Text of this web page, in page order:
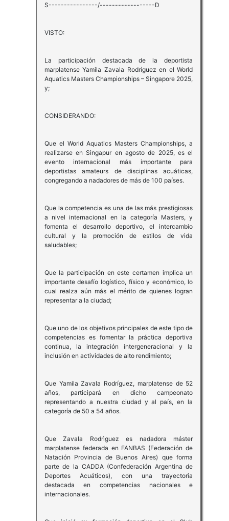
S----------------/------------------D
VISTO:
La participación destacada de la deportista
marplatense Yamila Zavala Rodríguez en el World
Aquatics Masters Championships – Singapore 2025,
y;
CONSIDERANDO:
Que el World Aquatics Masters Championships, a
realizarse en Singapur en agosto de 2025, es el
evento internacional más importante para
deportistas amateurs de disciplinas acuáticas,
congregando a nadadores de más de 100 países.
Que la competencia es una de las más prestigiosas
a nivel internacional en la categoría Masters, y
fomenta el desarrollo deportivo, el intercambio
cultural y la promoción de estilos de vida
saludables;
Que la participación en este certamen implica un
importante desafío logístico, físico y económico, lo
cual realza aún más el mérito de quienes logran
representar a la ciudad;
Que uno de los objetivos principales de este tipo de
competencias es fomentar la práctica deportiva
continua, la integración intergeneracional y la
inclusión en actividades de alto rendimiento;
Que Yamila Zavala Rodríguez, marplatense de 52
años, participará en dicho campeonato
representando a nuestra ciudad y al país, en la
categoría de 50 a 54 años.
Que Zavala Rodrìguez es nadadora máster
marplatense federada en FANBAS (Federación de
Natación Provincia de Buenos Aires) que forma
parte de la CADDA (Confederación Argentina de
Deportes Acuáticos), con una trayectoria
destacada en competencias nacionales e
internacionales.